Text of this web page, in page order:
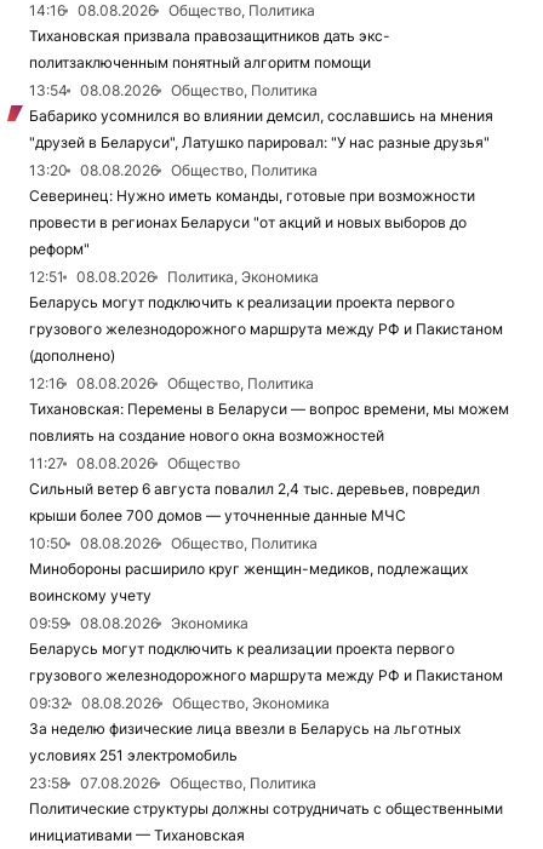
14:16 08.08.2026
Общество, Политика
Тихановская призвала правозащитников дать экс-
политзаключенным понятный алгоритм помощи
13:54
08.08.2026
Общество, Политика
Бабарико усомнился во влиянии демсил, сославшись на мнения
"друзей в Беларуси", Латушко парировал: "У нас разные друзья"
13:20
08.08.2026
Общество, Политика
Северинец: Нужно иметь команды, готовые при возможности
провести в регионах Беларуси "от акций и новых выборов до
реформ"
12:51
08.08.2026
Политика, Экономика
Беларусь могут подключить к реализации проекта первого
грузового железнодорожного маршрута между РФ и Пакистаном
(дополнено)
12:16
08.08.2026
Общество, Политика
Тихановская: Перемены в Беларуси — вопрос времени, мы можем
повлиять на создание нового окна возможностей
11:27
08.08.2026
Общество
Сильный ветер 6 августа повалил 2,4 тыс. деревьев, повредил
крыши более 700 домов — уточненные данные МЧС
10:50
08.08.2026
Общество, Политика
Минобороны расширило круг женщин-медиков, подлежащих
воинскому учету
09:59
08.08.2026
Экономика
Беларусь могут подключить к реализации проекта первого
грузового железнодорожного маршрута между РФ и Пакистаном
09:32
08.08.2026
Общество, Экономика
За неделю физические лица ввезли в Беларусь на льготных
условиях 251 электромобиль
23:58
07.08.2026
Общество, Политика
Политические структуры должны сотрудничать с общественными
инициативами — Тихановская